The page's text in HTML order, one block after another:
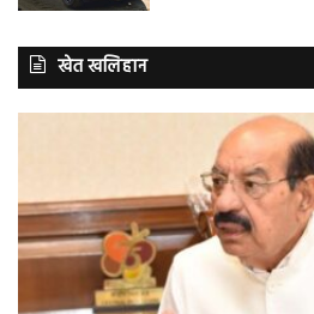
खेत खलिहान